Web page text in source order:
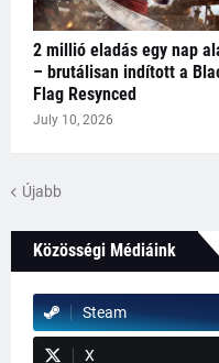
2 millió eladás egy nap
– brutálisan indított a
Flag Resynced
July 10, 2026
Újabb
Közösségi Médiáink
Steam
X